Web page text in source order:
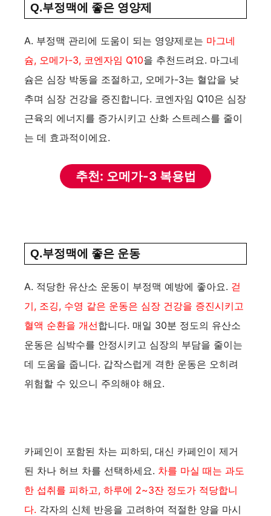
Q.부정맥에 좋은 영양제
A. 부정맥 관리에 도움이 되는 영양제로는 마그네
슘, 오메가-3, 코엔자임 Q10을 추천드려요. 마그네
슘은 심장 박동을 조절하고, 오메가-3는 혈압을 낮
추며 심장 건강을 증진합니다. 코엔자임 Q10은 심장
근육의 에너지를 증가시키고 산화 스트레스를 줄이
는 데 효과적이에요.
추천: 오메가-3 복용법
Q.부정맥에 좋은 운동
A. 적당한 유산소 운동이 부정맥 예방에 좋아요. 걷
기, 조깅, 수영 같은 운동은 심장 건강을 증진시키고
혈액 순환을 개선합니다. 매일 30분 정도의 유산소
운동은 심박수를 안정시키고 심장의 부담을 줄이는
데 도움을 줍니다. 갑작스럽게 격한 운동은 오히려
위험할 수 있으니 주의해야 해요.
카페인이 포함된 차는 피하되, 대신 카페인이 제거
된 차나 허브 차를 선택하세요. 차를 마실 때는 과도
한 섭취를 피하고, 하루에 2~3잔 정도가 적당합니
다. 각자의 신체 반응을 고려하여 적절한 양을 마시